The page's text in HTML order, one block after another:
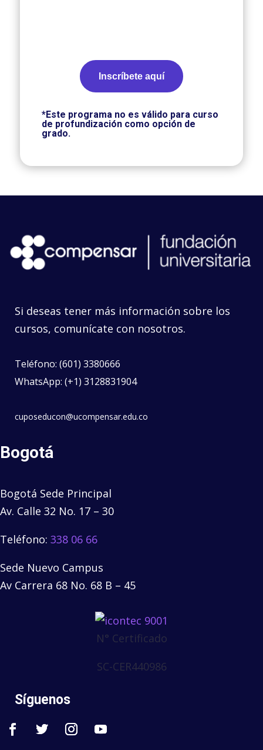
Inscríbete aquí
*Este programa no es válido para curso
de profundización como opción de
grado.
Si deseas tener más información sobre los
cursos, comunícate con nosotros.
Teléfono: (601) 3380666
WhatsApp: (+1) 3128831904
cuposeducon@ucompensar.edu.co
Bogotá
Bogotá Sede Principal
Av. Calle 32 No. 17 – 30
Teléfono: 338 06 66
Sede Nuevo Campus
Av Carrera 68 No. 68 B – 45
N° Certificado
SC-CER440986
Síguenos